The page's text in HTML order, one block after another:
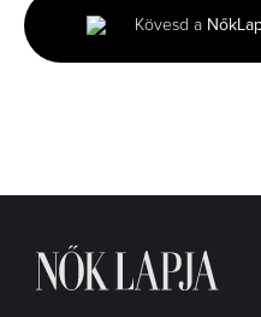
minutes,
1
second
Kövesd a